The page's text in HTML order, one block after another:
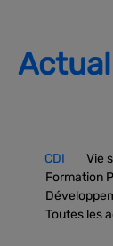
CDI Vie
Formation
Toutes les